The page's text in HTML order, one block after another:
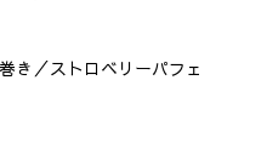
き／ストロベリーパフェ